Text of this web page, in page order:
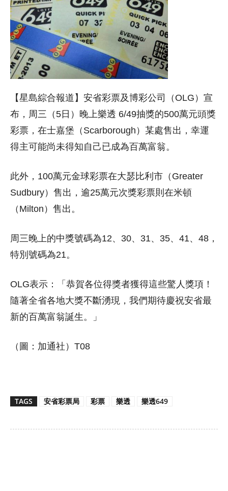
【星島綜合報道】安省彩票及博彩公司（OLG）宣
布，周三（5日）晚上樂透 6/49抽獎的500萬元頭獎
彩票，在士嘉堡（Scarborough）某處售出，幸運
得主可能尚未得知自己已成為百萬富翁。
此外，100萬元金球彩票在大瑟比利市（Greater
Sudbury）售出，逾25萬元次獎彩票則在米頓
（Milton）售出。
周三晚上的中獎號碼為12、30、31、35、41、48，
特別號碼為21。
OLG表示：「恭賀各位得獎者獲得這些驚人獎項！
隨著全省各地大獎不斷湧現，我們期待慶祝安省最
新的百萬富翁誕生。」
（圖：加通社）T08
TAGS 安省彩票局 彩票 樂透 樂透649